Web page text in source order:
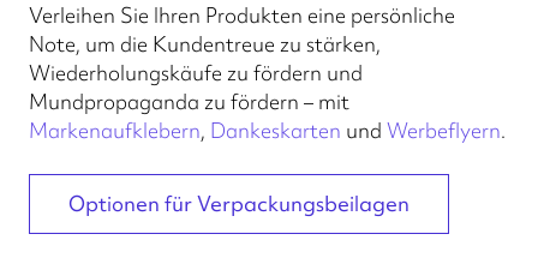
Verleihen Sie Ihren Produkten eine persönliche
Note, um die Kundentreue zu stärken,
Wiederholungskäufe zu fördern und
Mundpropaganda zu fördern – mit
Markenaufklebern, Dankeskarten und Werbeflyern.
Optionen für Verpackungsbeilagen